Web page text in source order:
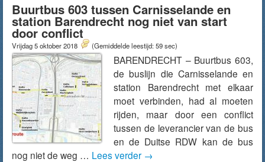
Buurtbus 603 tussen Carnisselande en
station Barendrecht nog niet van start
door conflict
Vrijdag 5 oktober 2018 (Gemiddelde leestijd: 59 sec)
BARENDRECHT – Buurtbus 603,
de buslijn die Carnisselande en
station Barendrecht met elkaar
moet verbinden, had al moeten
rijden, maar door een conflict
tussen de leverancier van de bus
en de Duitse RDW kan de bus
nog niet de weg … Lees verder →